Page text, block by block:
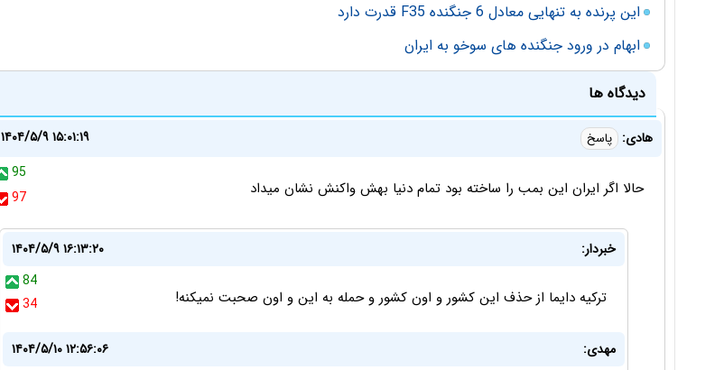
این پرنده به تنهایی معادل 6 جنگنده F35 قدرت دارد
ابهام در ورود جنگنده های سوخو به ایران
دیدگاه ها
هادی: پاسخ
۱۴۰۴/۵/۹ ۱۵:۰۱:۱۹
95
97
حالا اگر ایران این بمب را ساخته بود تمام دنیا بهش واکنش نشان میداد
خبردار:
۱۴۰۴/۵/۹ ۱۶:۱۳:۲۰
84
34
ترکیه دایما از حذف این کشور و اون کشور و حمله به این و اون صحبت نمیکنه!
مهدی:
۱۴۰۴/۵/۱۰ ۱۲:۵۶:۰۶